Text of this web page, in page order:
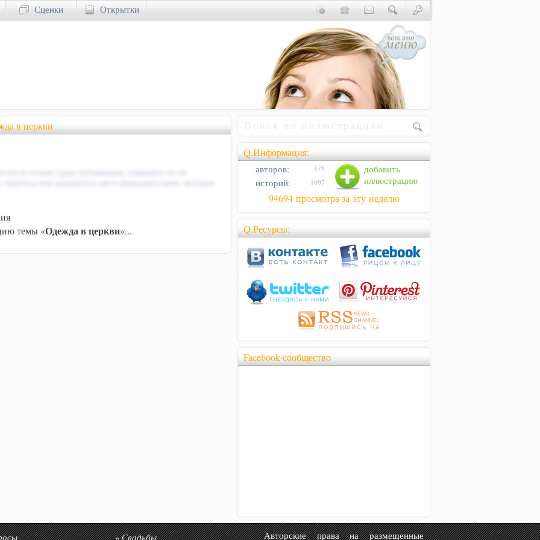
в церкви
темы «Одежда в церкви»...
Q.Информация:
добавить
иллюстрацию
авторов: 178
историй: 1097
94694 просмотра за эту неделю
Q.Ресурсы:
Facebook-сообщество
Сценки Открытки
»Свадьбы Авторские права на размещенные